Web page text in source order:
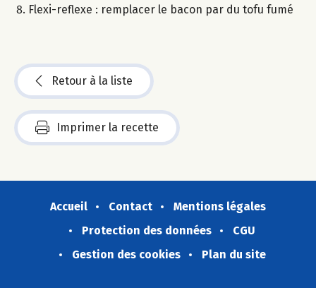
Flexi-reflexe : remplacer le bacon par du tofu fumé
Retour à la liste
Imprimer la recette
Accueil Contact
Mentions légales
Protection des données
CGU
Gestion des cookies
Plan du site